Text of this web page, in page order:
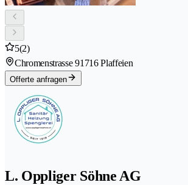
5(2)
Chromenstrasse 91716 Plaffeien
Offerte anfragen
L. Oppliger Söhne AG